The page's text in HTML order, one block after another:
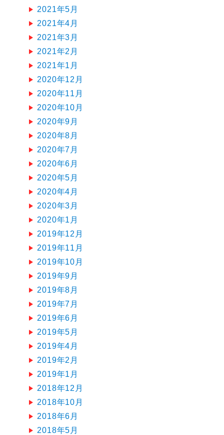
2021年5月
2021年4月
2021年3月
2021年2月
2021年1月
2020年12月
2020年11月
2020年10月
2020年9月
2020年8月
2020年7月
2020年6月
2020年5月
2020年4月
2020年3月
2020年1月
2019年12月
2019年11月
2019年10月
2019年9月
2019年8月
2019年7月
2019年6月
2019年5月
2019年4月
2019年2月
2019年1月
2018年12月
2018年10月
2018年6月
2018年5月